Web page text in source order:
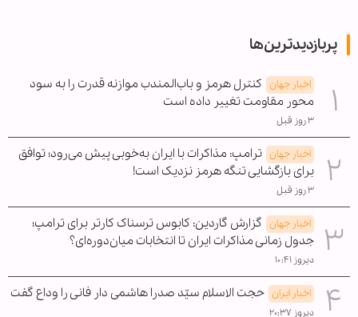
پربازدیدترین‌ها
اخبار جهان کنترل هرمز و باب‌المندب موازنه قدرت را به سود
محور مقاومت تغییر داده است
۳ روز قبل
اخبار جهان ترامپ: مذاکرات با ایران به‌خوبی پیش می‌رود؛ توافق
برای بازگشایی تنگه هرمز نزدیک است!
۳ روز قبل
اخبار جهان گزارش گاردین: کابوس ترسناک کارتر برای ترامپ؛
جدول زمانی مذاکرات ایران تا انتخابات میان‌دوره‌ای؟
دیروز ۱۰:۴۱
اخبار ایران حجت الاسلام سیّد صدرا هاشمی دار فانی را وداع گفت
دیروز ۲۰:۳۷